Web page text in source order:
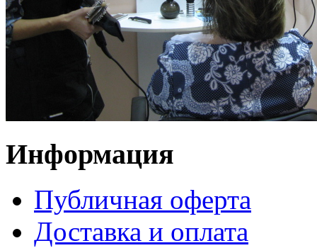
Информация
Публичная оферта
Доставка и оплата